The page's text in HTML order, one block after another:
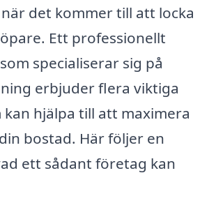
det kommer till att locka
Ett professionellt
specialiserar sig på
erbjuder flera viktiga
hjälpa till att maximera
bostad. Här följer en
ett sådant företag kan